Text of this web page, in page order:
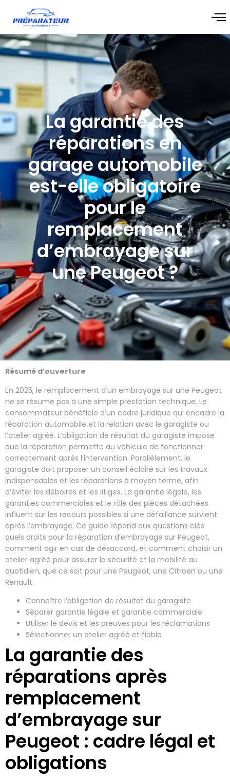
La garantie des
réparations en
garage automobile
est-elle obligatoire
pour le
remplacement
d’embrayage sur
une Peugeot ?
Résumé d’ouverture
En 2025, le remplacement d’un embrayage sur une Peugeot
ne se résume pas à une simple prestation technique. Le
consommateur bénéficie d’un cadre juridique qui encadre la
réparation automobile et la relation avec le garagiste ou
l’atelier agréé. L’obligation de résultat du garagiste impose
que la réparation permette au véhicule de fonctionner
correctement après l’intervention. Parallèlement, le
garagiste doit proposer un conseil éclairé sur les travaux
indispensables et les réparations à moyen terme, afin
d’éviter les déboires et les litiges. La garantie légale, les
garanties commerciales et le rôle des pièces détachées
influent sur les recours possibles si une défaillance survient
après l’embrayage. Ce guide répond aux questions clés:
quels droits pour la réparation d’embrayage sur Peugeot,
comment agir en cas de désaccord, et comment choisir un
atelier agréé pour assurer la sécurité et la mobilité au
quotidien, que ce soit pour une Peugeot, une Citroën ou une
Renault.
Connaître l’obligation de résultat du garagiste
Séparer garantie légale et garantie commerciale
Utiliser le devis et les preuves pour les réclamations
Sélectionner un atelier agréé et fiable
La garantie des
réparations après
remplacement
d’embrayage sur
Peugeot : cadre légal et
obligations